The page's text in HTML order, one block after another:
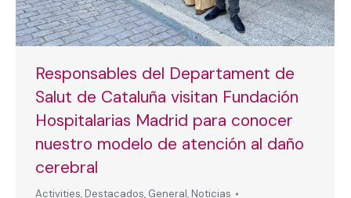
Responsables del Departament de
Salut de Cataluña visitan Fundación
Hospitalarias Madrid para conocer
nuestro modelo de atención al daño
cerebral
Activities, Destacados, General, Noticias